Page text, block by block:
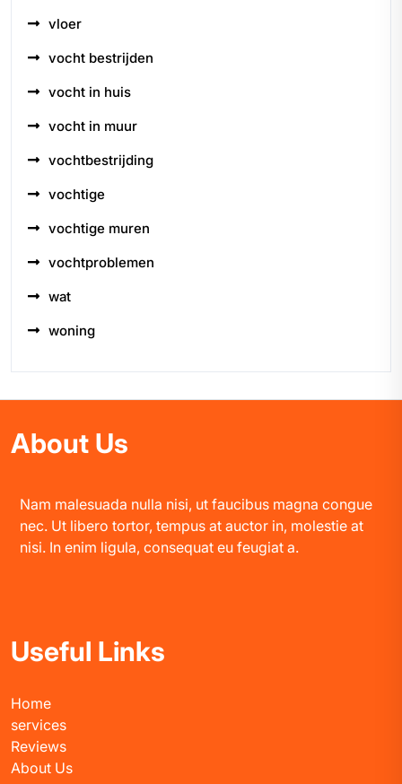
vloer
vocht bestrijden
vocht in huis
vocht in muur
vochtbestrijding
vochtige
vochtige muren
vochtproblemen
wat
woning
About Us
Nam malesuada nulla nisi, ut faucibus magna congue
nec. Ut libero tortor, tempus at auctor in, molestie at
nisi. In enim ligula, consequat eu feugiat a.
Useful Links
Home
services
Reviews
About Us